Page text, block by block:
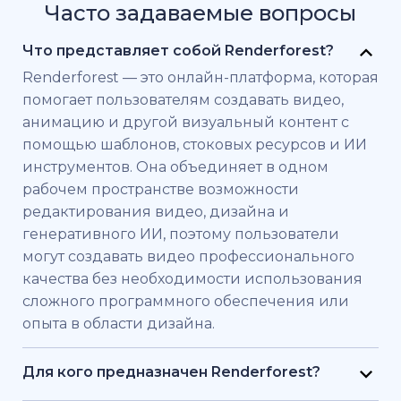
Часто задаваемые вопросы
Что представляет собой Renderforest?
Renderforest — это онлайн-платформа, которая
помогает пользователям создавать видео,
анимацию и другой визуальный контент с
помощью шаблонов, стоковых ресурсов и ИИ
инструментов. Она объединяет в одном
рабочем пространстве возможности
редактирования видео, дизайна и
генеративного ИИ, поэтому пользователи
могут создавать видео профессионального
качества без необходимости использования
сложного программного обеспечения или
опыта в области дизайна.
Для кого предназначен Renderforest?